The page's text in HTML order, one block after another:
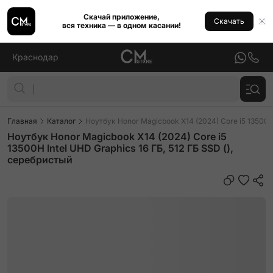
Скачай приложение,
вся техника — в одном касании!
Скачать
Краснодар
Главная Каталог Ноутбук Honor Magicbook X14 (2024) Core i5
Ноутбук Honor Magicbook X14 (2024) Core i5
13500H Intel UHD Graphics 16 ГБ, 512 ГБ SSD (),
серебристый